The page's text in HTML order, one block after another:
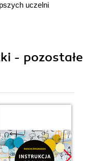
uczelni
- pozostałe